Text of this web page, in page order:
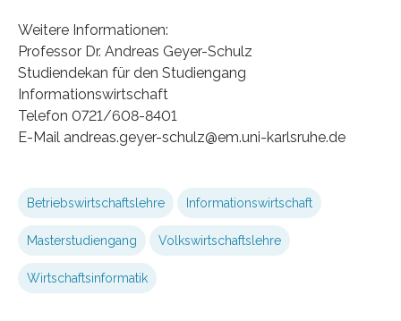
Weitere Informationen:
Professor Dr. Andreas Geyer-Schulz
Studiendekan für den Studiengang
Informationswirtschaft
Telefon 0721/608-8401
E-Mail andreas.geyer-schulz@em.uni-karlsruhe.de
Betriebswirtschaftslehre Informationswirtschaft
Masterstudiengang Volkswirtschaftslehre
Wirtschaftsinformatik